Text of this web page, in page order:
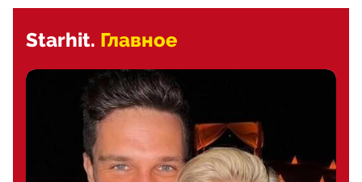
Starhit. Главное